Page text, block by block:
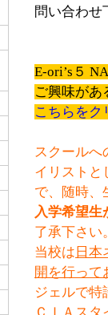
問い合わせ
E-ori’s５
ご興味があ
こちらをク
スクールへ
イリストと
で、随時、
入学希望生
了承下さい
当校は 日
開を行って
ジェルで特